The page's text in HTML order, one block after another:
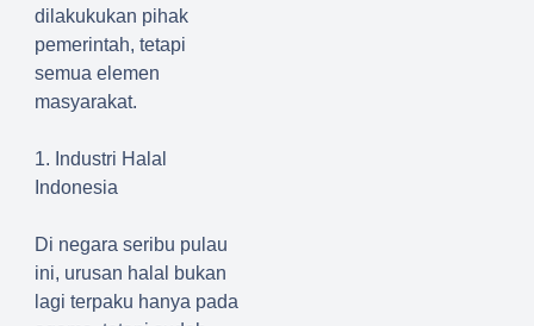
dilakukukan pihak
pemerintah, tetapi
semua elemen
masyarakat.
1. Industri Halal
Indonesia
Di negara seribu pulau
ini, urusan halal bukan
lagi terpaku hanya pada